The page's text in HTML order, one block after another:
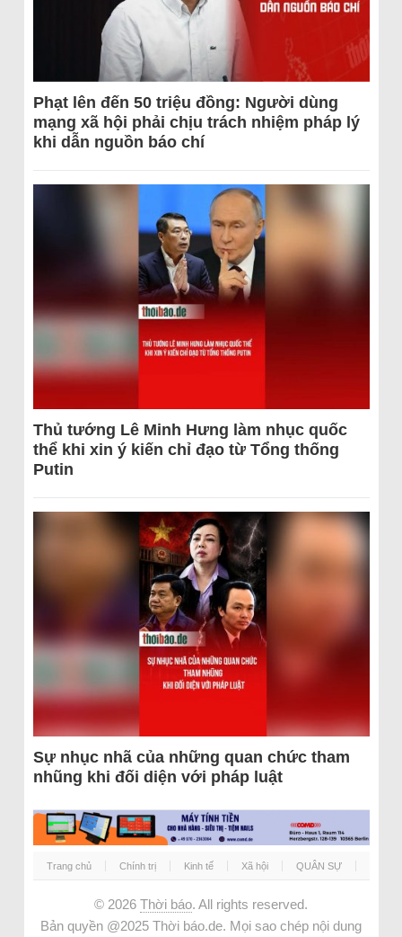
Phạt lên đến 50 triệu đồng: Người dùng
mạng xã hội phải chịu trách nhiệm pháp lý
khi dẫn nguồn báo chí
Thủ tướng Lê Minh Hưng làm nhục quốc
thể khi xin ý kiến chỉ đạo từ Tổng thống
Putin
Sự nhục nhã của những quan chức tham
nhũng khi đối diện với pháp luật
Trang chủ Chính trị Kinh tế Xã hội QUÂN SỰ
© 2026 Thời báo. All rights reserved.
Bản quyền @2025 Thời báo.de. Mọi sao chép nội dung